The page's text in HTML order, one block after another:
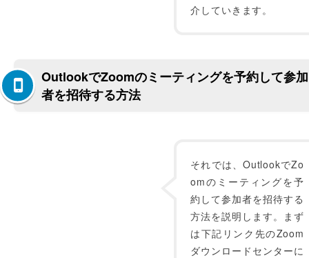
介していきます。
OutlookでZoomのミーティングを予約して参加
者を招待する方法
それでは、OutlookでZo
omのミーティングを予
約して参加者を招待する
方法を説明します。まず
は下記リンク先のZoom
ダウンロードセンターに